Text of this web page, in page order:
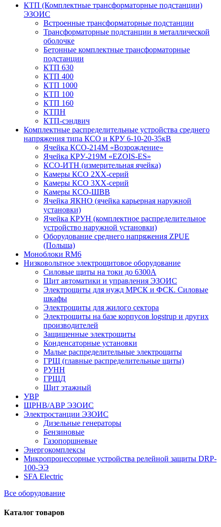
КТП (Комплектные трансформаторные подстанции)
ЭЗОИС
Встроенные трансформаторные подстанции
Трансформаторные подстанции в металлической
оболочке
Бетонные комплектные трансформаторные
подстанции
КТП 630
КТП 400
КТП 1000
КТП 100
КТП 160
КТПН
КТП-сэндвич
Комплектные распределительные устройства среднего
напряжения типа КСО и КРУ 6-10-20-35кВ
Ячейка КСО-214М «Возрождение»
Ячейка КРУ-219М «EZOIS-ES»
КСО-ИТН (измерительная ячейка)
Камеры КСО 2ХХ-серий
Камеры КСО 3ХХ-серий
Камеры КСО-ШВВ
Ячейка ЯКНО (ячейка карьерная наружной
установки)
Ячейка КРУН (комплектное распределительное
устройство наружной установки)
Оборудование среднего напряжения ZPUE
(Польша)
Моноблоки RM6
Низковольтное электрощитовое оборудование
Силовые щиты на токи до 6300А
Щит автоматики и управления ЭЗОИС
Электрощиты для нужд МРСК и ФСК. Силовые
шкафы
Электрощиты для жилого сектора
Электрощиты на базе корпусов logstrup и других
производителей
Защищенные электрощиты
Конденсаторные установки
Малые распределительные электрощиты
ГРЩ (главные распределительные щиты)
РУНН
ГРЩД
Щит этажный
УВР
ЩРНВ/АВР ЭЗОИС
Электростанции ЭЗОИС
Дизельные генераторы
Бензиновые
Газопоршневые
Энергокомплексы
Микропроцессорные устройства релейной защиты DRP-
100-ЭЭ
SFA Electric
Все оборудование
Каталог товаров